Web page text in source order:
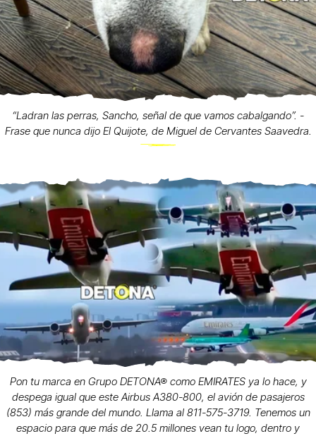
“Ladran las perras, Sancho, señal de que vamos cabalgando”. -
Frase que nunca dijo El Quijote, de Miguel de Cervantes Saavedra.
Pon tu marca en Grupo DETONA® como EMIRATES ya lo hace, y
despega igual que este Airbus A380-800, el avión de pasajeros
(853) más grande del mundo. Llama al 811-575-3719. Tenemos un
espacio para que más de 20.5 millones vean tu logo, dentro y